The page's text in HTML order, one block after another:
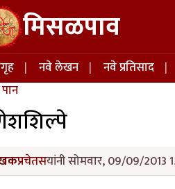
मिसळपाव
navigation
नवे लेखन नवे प्रतिसाद
प्रचेतसयांनी सोमवार, 09/09/2013